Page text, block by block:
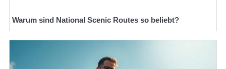
Warum sind National Scenic Routes so beliebt?